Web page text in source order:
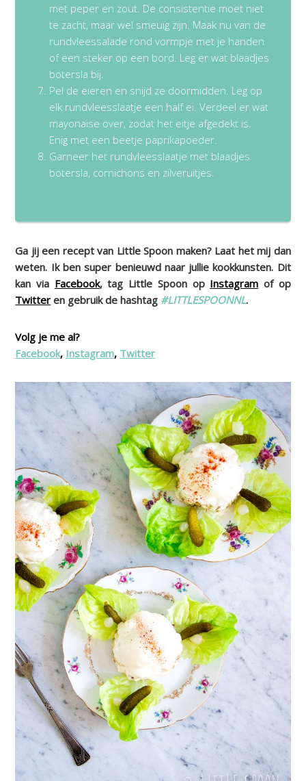
met peper en zout. De consistentie moet niet
te zacht, maar wel smeuïg zijn. Maak nu van de
rundvleessalade rond vormpje met je handen
of een steker op een bord. Leg er wat blaadjes
botersla bij.
Pel de eieren en snijd ze doormidden. Leg op
elk rundvleesslaatje een half ei. Verdeel er wat
mayonaise over, zodat het eitje afgedekt is.
Enig met een beetje paprikapoeder.
Garneer het rundvleesslaatje met blaadjes
botersla, cornichons en zilveruitjes.
Ga jij een recept van Little Spoon maken? Laat het mij dan
weten. Ik ben super benieuwd naar jullie kookkunsten. Dit
kan via Facebook, tag Little Spoon op Instagram of op
Twitter en gebruik de hashtag #LITTLESPOONNL.
Volg je me al?
Facebook, Instagram, Twitter